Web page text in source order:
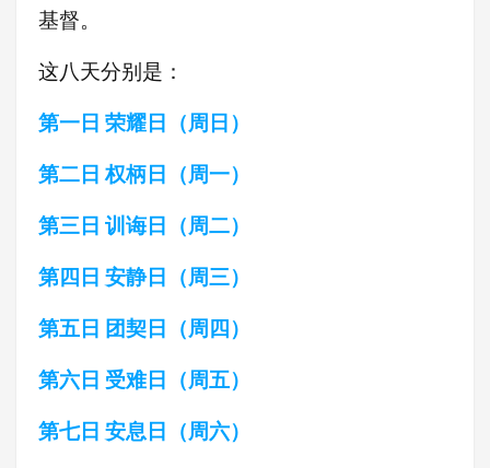
基督。
这八天分别是：
第一日 荣耀日（周日）
第二日 权柄日（周一）
第三日 训诲日（周二）
第四日 安静日（周三）
第五日 团契日（周四）
第六日 受难日（周五）
第七日 安息日（周六）